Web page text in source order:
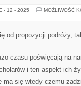
- 12 - 2025
MOŻLIWOŚĆ
od propozycji podróży,
czasu poświęcają na
i ten aspekt ich
ma się wtedy czemu